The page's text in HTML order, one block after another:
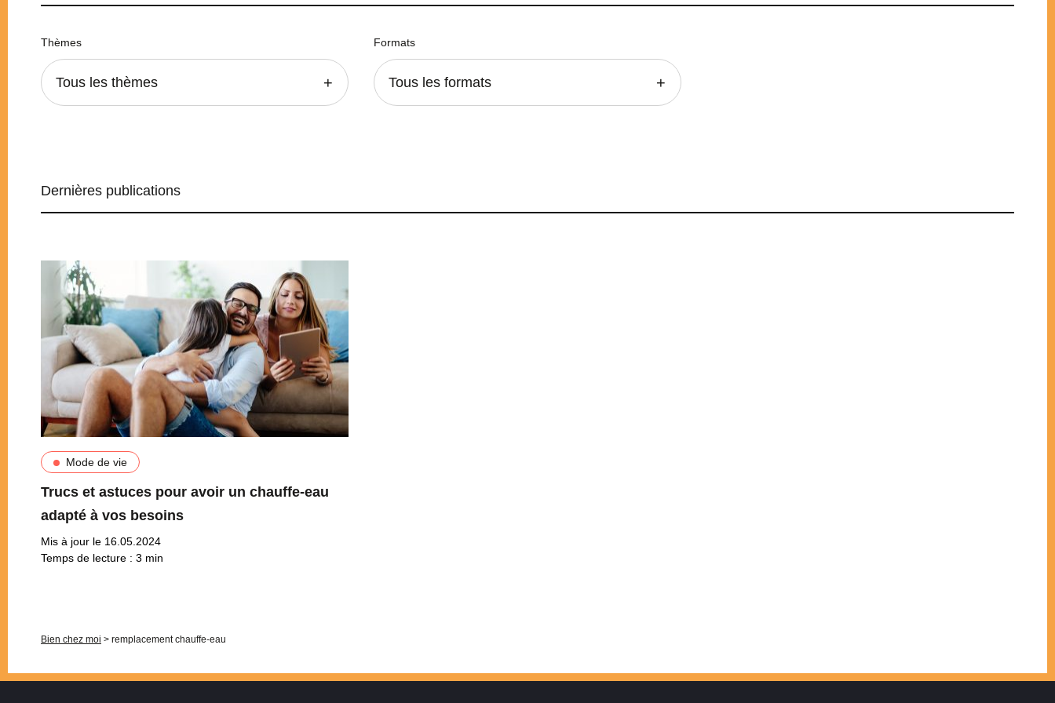
Thèmes
Tous les thèmes
Formats
Tous les formats
Dernières publications
Mode de vie
Trucs et astuces pour avoir un chauffe-eau
adapté à vos besoins
Mis à jour le 16.05.2024
Temps de lecture : 3 min
Bien chez moi > remplacement chauffe-eau